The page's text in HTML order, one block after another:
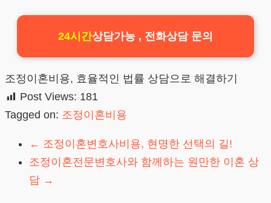
24시간상담가능 , 전화상담 문의
조정이혼비용, 효율적인 법률 상담으로 해결하기
Post Views: 181
Tagged on: 조정이혼비용
← 조정이혼변호사비용, 현명한 선택의 길!
조정이혼전문변호사와 함께하는 원만한 이혼 상
담 →